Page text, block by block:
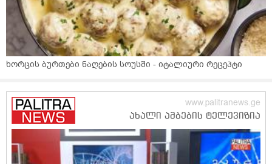
ხორცის ბურთები ნაღების სოუსში - იტალიური რეცეპტი